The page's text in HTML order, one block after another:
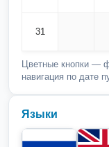
31
Цветные кнопки —
навигация по дате
Языки